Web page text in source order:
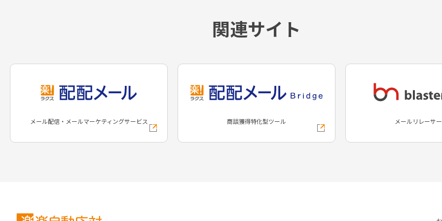
関連サイト
メール配信・メールマーケティングサービス 商談獲得特化型ツール メールリレーサ